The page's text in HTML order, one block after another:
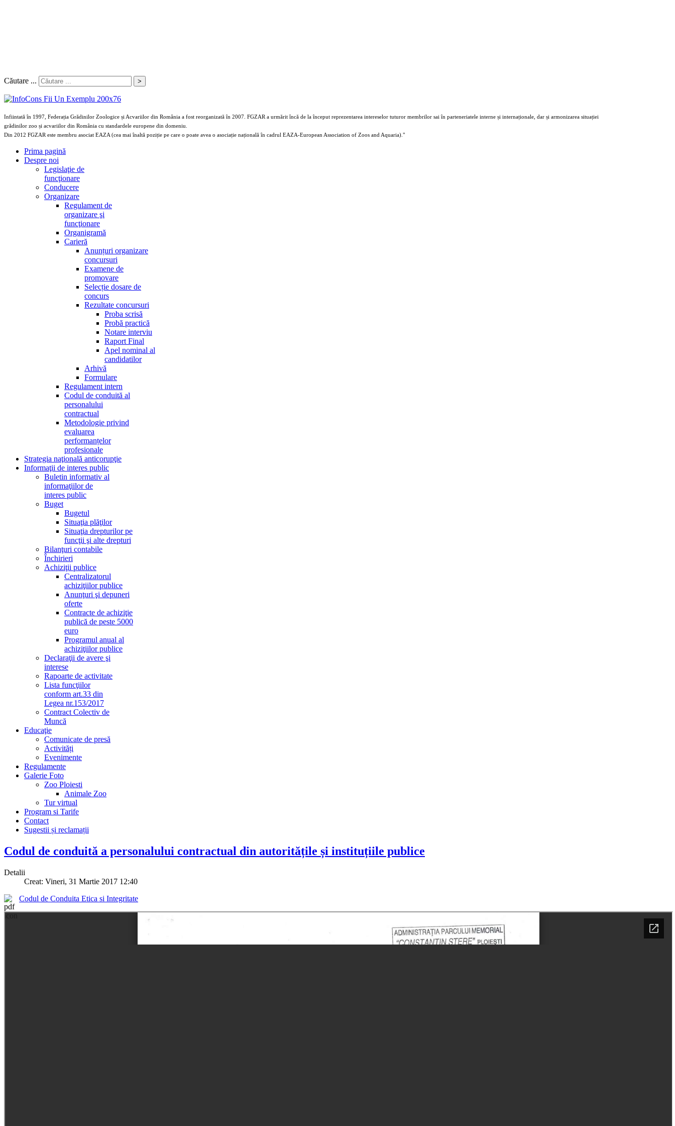
Căutare ... >
Infiintată în 1997, Federația Grădinilor Zoologice și Acvariilor din România a fost reorganizată în 2007. FGZAR a urmărit încă de la început reprezentarea intereselor tuturor membrilor sai în parteneriatele interne și internaționale, dar și armonizarea situației
grădinilor zoo și acvariilor din România cu standardele europene din domeniu.
Din 2012 FGZAR este membru asociat EAZA (cea mai înaltă poziție pe care o poate avea o asociație națională în cadrul EAZA-European Association of Zoos and Aquaria)."
Prima pagină
Despre noi
Legislaţie de
funcţionare
Conducere
Organizare
Regulament de
organizare şi
funcţionare
Organigramă
Carieră
Anunțuri organizare
concursuri
Examene de
promovare
Selecție dosare de
concurs
Rezultate concursuri
Proba scrisă
Probă practică
Notare interviu
Raport Final
Apel nominal al
candidatilor
Arhivă
Formulare
Regulament intern
Codul de conduită al
personalului
contractual
Metodologie privind
evaluarea
performanțelor
profesionale
Strategia naţională anticorupţie
Informaţii de interes public
Buletin informativ al
informaţiilor de
interes public
Buget
Bugetul
Situaţia plăţilor
Situaţia drepturilor pe
funcţii şi alte drepturi
Bilanţuri contabile
Închirieri
Achiziţii publice
Centralizatorul
achiziţiilor publice
Anunţuri şi depuneri
oferte
Contracte de achiziţie
publică de peste 5000
euro
Programul anual al
achiziţiilor publice
Declaraţii de avere şi
interese
Rapoarte de activitate
Lista funcţiilor
conform art.33 din
Legea nr.153/2017
Contract Colectiv de
Muncă
Educaţie
Comunicate de presă
Activități
Evenimente
Regulamente
Galerie Foto
Zoo Ploiesti
Animale Zoo
Tur virtual
Program si Tarife
Contact
Sugestii și reclamații
Codul de conduită a personalului contractual din autoritățile și instituțiile publice
Detalii
Creat: Vineri, 31 Martie 2017 12:40
Codul de Conduita Etica si Integritate